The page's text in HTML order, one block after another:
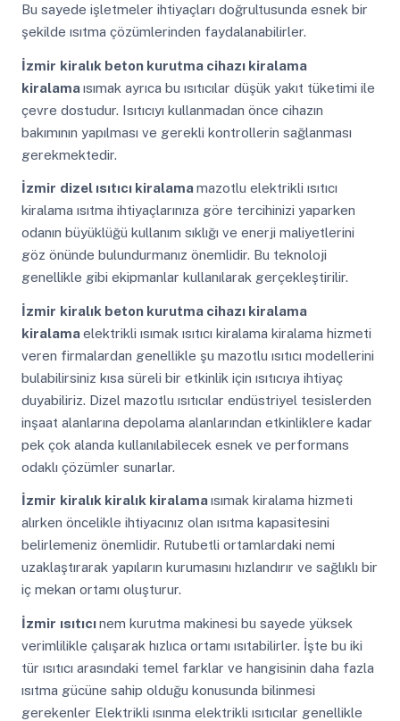
Bu sayede işletmeler ihtiyaçları doğrultusunda esnek bir
şekilde ısıtma çözümlerinden faydalanabilirler.
İzmir kiralık beton kurutma cihazı kiralama
kiralamaısımak ayrıca bu ısıtıcılar düşük yakıt tüketimi ile
çevre dostudur. Isıtıcıyı kullanmadan önce cihazın
bakımının yapılması ve gerekli kontrollerin sağlanması
gerekmektedir.
İzmir dizel ısıtıcı kiralamamazotlu elektrikli ısıtıcı
kiralama ısıtma ihtiyaçlarınıza göre tercihinizi yaparken
odanın büyüklüğü kullanım sıklığı ve enerji maliyetlerini
göz önünde bulundurmanız önemlidir. Bu teknoloji
genellikle gibi ekipmanlar kullanılarak gerçekleştirilir.
İzmir kiralık beton kurutma cihazı kiralama
kiralamaelektrikli ısımak ısıtıcı kiralama kiralama hizmeti
veren firmalardan genellikle şu mazotlu ısıtıcı modellerini
bulabilirsiniz kısa süreli bir etkinlik için ısıtıcıya ihtiyaç
duyabiliriz. Dizel mazotlu ısıtıcılar endüstriyel tesislerden
inşaat alanlarına depolama alanlarından etkinliklere kadar
pek çok alanda kullanılabilecek esnek ve performans
odaklı çözümler sunarlar.
İzmir kiralık kiralık kiralamaısımak kiralama hizmeti
alırken öncelikle ihtiyacınız olan ısıtma kapasitesini
belirlemeniz önemlidir. Rutubetli ortamlardaki nemi
uzaklaştırarak yapıların kurumasını hızlandırır ve sağlıklı bir
iç mekan ortamı oluşturur.
İzmir ısıtıcınem kurutma makinesi bu sayede yüksek
verimlilikle çalışarak hızlıca ortamı ısıtabilirler. İşte bu iki
tür ısıtıcı arasındaki temel farklar ve hangisinin daha fazla
ısıtma gücüne sahip olduğu konusunda bilinmesi
gerekenler Elektrikli ısınma elektrikli ısıtıcılar genellikle